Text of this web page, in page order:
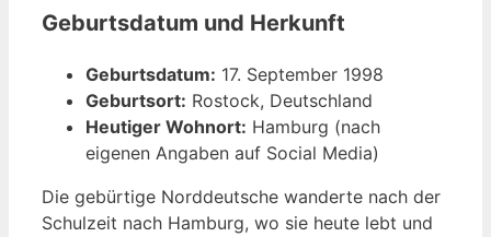
Geburtsdatum und Herkunft
Geburtsdatum: 17. September 1998
Geburtsort: Rostock, Deutschland
Heutiger Wohnort: Hamburg (nach
eigenen Angaben auf Social Media)
Die gebürtige Norddeutsche wanderte nach der
Schulzeit nach Hamburg, wo sie heute lebt und